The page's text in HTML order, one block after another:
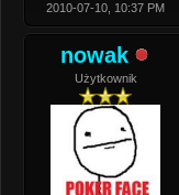
2010-07-10, 10:37 PM
nowak
Użytkownik